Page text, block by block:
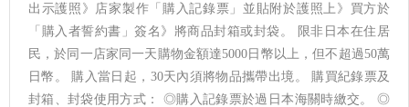
出示護照》店家製作「購入記錄票」並貼附於護照上》買方於
「購入者誓約書」簽名》將商品封箱或封袋。 限非日本在住居
民，於同一店家同一天購物金額達5000日幣以上，但不超過50萬
日幣。 購入當日起，30天內須將物品攜帶出境。 購買紀錄票及
封箱、封袋使用方式： ◎購入記錄票於過日本海關時繳交。 ◎